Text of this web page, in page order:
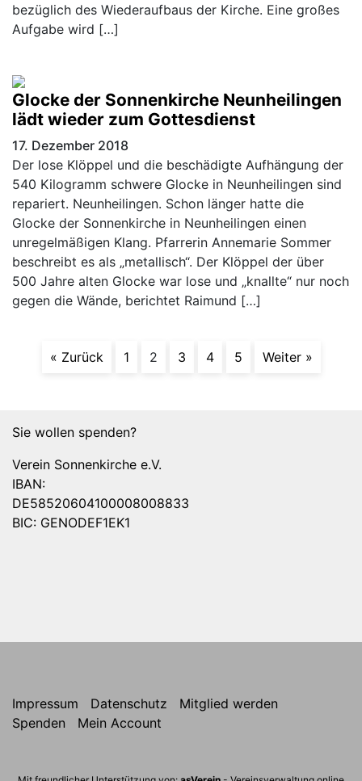
bezüglich des Wiederaufbaus der Kirche. Eine großes
Aufgabe wird […]
Glocke der Sonnenkirche Neunheilingen
lädt wieder zum Gottesdienst
17. Dezember 2018
Der lose Klöppel und die beschädigte Aufhängung der
540 Kilogramm schwere Glocke in Neunheilingen sind
repariert. Neunheilingen. Schon länger hatte die
Glocke der Sonnenkirche in Neunheilingen einen
unregelmäßigen Klang. Pfarrerin Annemarie Sommer
beschreibt es als „metallisch“. Der Klöppel der über
500 Jahre alten Glocke war lose und „knallte“ nur noch
gegen die Wände, berichtet Raimund […]
« Zurück 1 2 3 4 5 Weiter »
Sie wollen spenden?
Verein Sonnenkirche e.V.
IBAN:
DE58520604100008008833
BIC: GENODEF1EK1
Impressum Datenschutz
Mitglied werden
Spenden
Mein Account